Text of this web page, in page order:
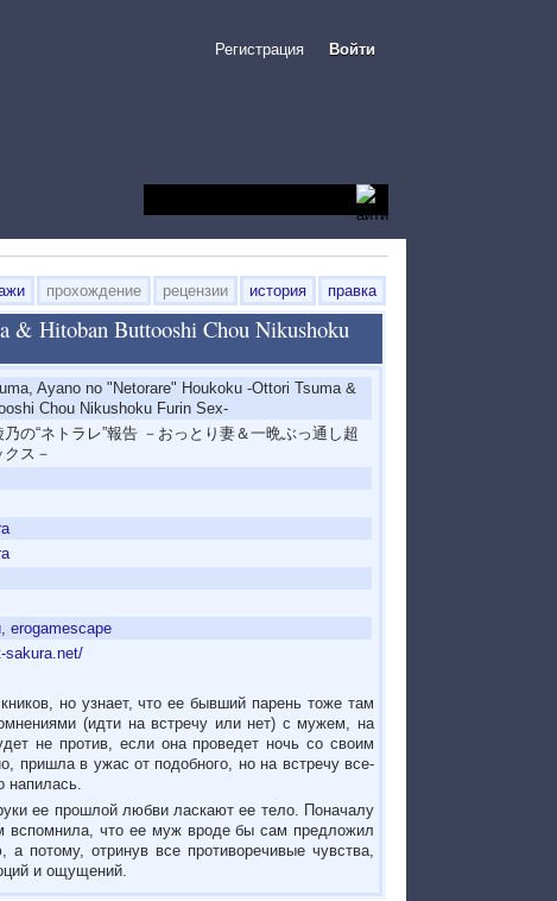
Регистрация Войти
прохождение рецензии история правка
& Hitoban Buttooshi Chou Nikushoku
Ayano no "Netorare" Houkoku -Ottori Tsuma &
Chou Nikushoku Furin Sex-
の“ネトラレ”報告 －おっとり妻＆一晩ぶっ通し超
ス－
, erogamescape
sakura.net/
но узнает, что ее бывший парень тоже там
(идти на встречу или нет) с мужем, на
не против, если она проведет ночь со своим
пришла в ужас от подобного, но на встречу все-
напилась.
ее прошлой любви ласкают ее тело. Поначалу
вспомнила, что ее муж вроде бы сам предложил
а потому, отринув все противоречивые чувства,
и ощущений.